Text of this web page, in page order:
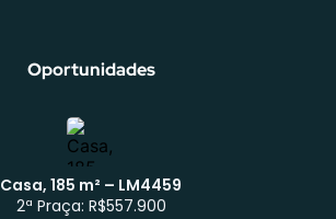
Oportunidades
Casa, 185 m² – LM4459
2ª Praça: R$557.900